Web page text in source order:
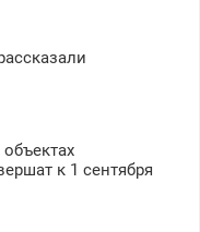
к 1 сентября